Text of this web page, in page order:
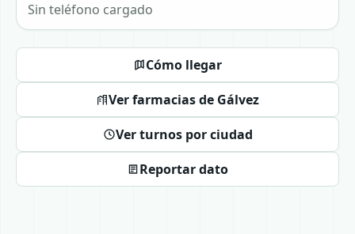
Sin teléfono cargado
Cómo llegar
Ver farmacias de Gálvez
Ver turnos por ciudad
Reportar dato